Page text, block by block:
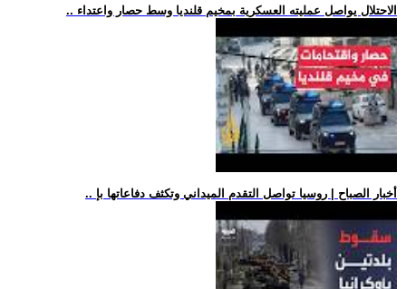
.. الاحتلال يواصل عمليته العسكرية بمخيم قلنديا وسط حصار واعتداء
.. أخبار الصباح | روسيا تواصل التقدم الميداني وتكثف دفاعاتها بإ